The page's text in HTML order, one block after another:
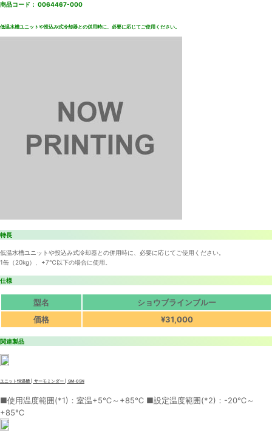
商品コード： 0064467-000
低温水槽ユニットや投込み式冷却器との併用時に、必要に応じてご使用ください。
特長
低温水槽ユニットや投込み式冷却器との併用時に、必要に応じてご使用ください。
1缶（20kg）、+7℃以下の場合に使用。
仕様
型名
ショウブラインブルー
価格
¥31,000
関連製品
ユニット恒温槽 | サーモミンダー | SM-05N
■使用温度範囲(*1)：室温+5℃～+85℃ ■設定温度範囲(*2)：-20℃～
+85℃